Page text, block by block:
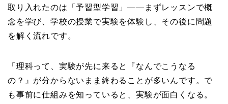
取り入れたのは「予習型学習」——まずレッスンで概
念を学び、学校の授業で実験を体験し、その後に問題
を解く流れです。
「理科って、実験が先に来ると『なんでこうなる
の？』が分からないまま終わることが多いんです。で
も事前に仕組みを知っていると、実験が面白くなる。